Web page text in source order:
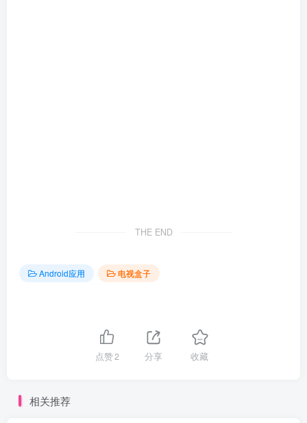
THE END
Android应用 电视盒子
点赞2 分享 收藏
相关推荐